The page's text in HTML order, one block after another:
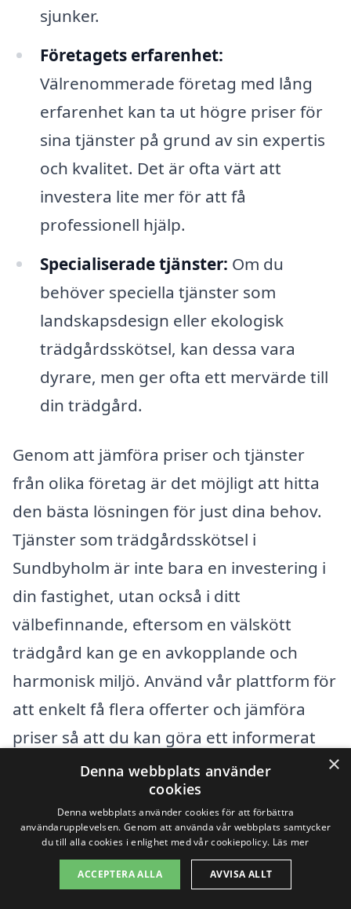
sjunker.
Företagets erfarenhet:
Välrenommerade företag med lång
erfarenhet kan ta ut högre priser för
sina tjänster på grund av sin expertis
och kvalitet. Det är ofta värt att
investera lite mer för att få
professionell hjälp.
Specialiserade tjänster: Om du
behöver speciella tjänster som
landskapsdesign eller ekologisk
trädgårdsskötsel, kan dessa vara
dyrare, men ger ofta ett mervärde till
din trädgård.
Genom att jämföra priser och tjänster
från olika företag är det möjligt att hitta
den bästa lösningen för just dina behov.
Tjänster som trädgårdsskötsel i
Sundbyholm är inte bara en investering i
din fastighet, utan också i ditt
välbefinnande, eftersom en välskött
trädgård kan ge en avkopplande och
harmonisk miljö. Använd vår plattform för
att enkelt få flera offerter och jämföra
priser så att du kan göra ett informerat
val. Ju mer du vet om vad som påverkar
priserna, desto bättre rustad är du att
välja rätt företag för dina
trädgårdsbehov.
×
Denna webbplats använder
cookies
Denna webbplats använder cookies för att förbättra
användarupplevelsen. Genom att använda vår webbplats samtycker
du till alla cookies i enlighet med vår cookiepolicy. Läs mer
ACCEPTERA ALLA AVVISA ALLT